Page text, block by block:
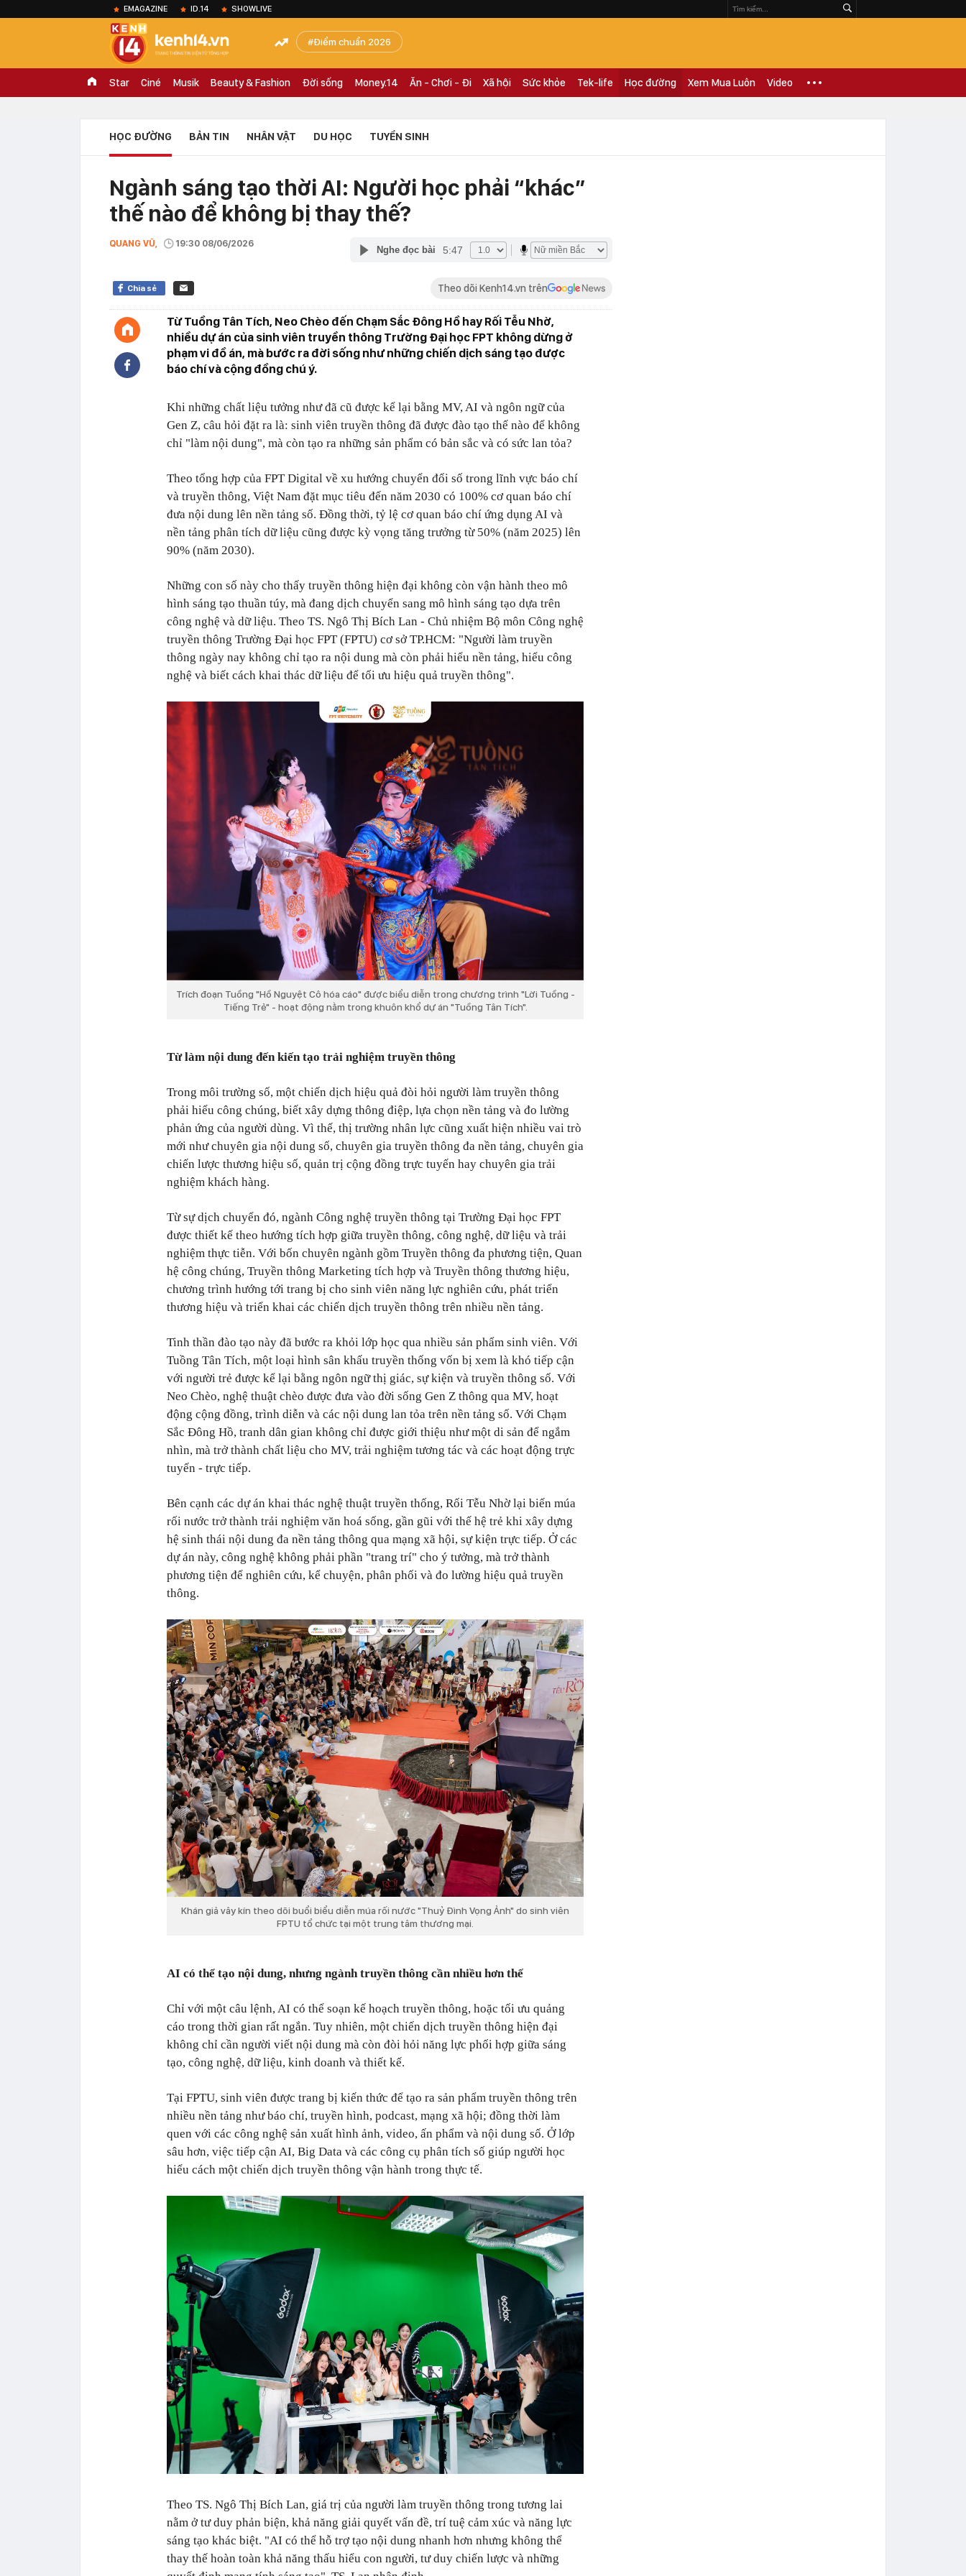
EMAGAZINE ID.14 SHOWLIVE
Điểm chuẩn 2026
Star Ciné Musik Beauty & Fashion Đời sống Money.14 Ăn - Chơi - Đi Xã hội Sức khỏe Tek-life Học đường Xem Mua Luôn Video
HỌC ĐƯỜNG BẢN TIN NHÂN VẬT DU HỌC TUYỂN SINH
Ngành sáng tạo thời AI: Người học phải “khác”
thế nào để không bị thay thế?
QUANG VŨ, 19:30 08/06/2026
Nghe đọc bài 5:47
Chia sẻ Theo dõi Kenh14.vn trên
Từ Tuồng Tân Tích, Neo Chèo đến Chạm Sắc Đông Hồ hay Rối Tễu Nhờ,
nhiều dự án của sinh viên truyền thông Trường Đại học FPT không dừng ở
phạm vi đồ án, mà bước ra đời sống như những chiến dịch sáng tạo được
báo chí và cộng đồng chú ý.
Khi những chất liệu tưởng như đã cũ được kể lại bằng MV, AI và ngôn ngữ của
Gen Z, câu hỏi đặt ra là: sinh viên truyền thông đã được đào tạo thế nào để không
chỉ "làm nội dung", mà còn tạo ra những sản phẩm có bản sắc và có sức lan tỏa?
Theo tổng hợp của FPT Digital về xu hướng chuyển đổi số trong lĩnh vực báo chí
và truyền thông, Việt Nam đặt mục tiêu đến năm 2030 có 100% cơ quan báo chí
đưa nội dung lên nền tảng số. Đồng thời, tỷ lệ cơ quan báo chí ứng dụng AI và
nền tảng phân tích dữ liệu cũng được kỳ vọng tăng trưởng từ 50% (năm 2025) lên
90% (năm 2030).
Những con số này cho thấy truyền thông hiện đại không còn vận hành theo mô
hình sáng tạo thuần túy, mà đang dịch chuyển sang mô hình sáng tạo dựa trên
công nghệ và dữ liệu. Theo TS. Ngô Thị Bích Lan - Chủ nhiệm Bộ môn Công nghệ
truyền thông Trường Đại học FPT (FPTU) cơ sở TP.HCM: "Người làm truyền
thông ngày nay không chỉ tạo ra nội dung mà còn phải hiểu nền tảng, hiểu công
nghệ và biết cách khai thác dữ liệu để tối ưu hiệu quả truyền thông".
Trích đoạn Tuồng "Hồ Nguyệt Cô hóa cáo" được biểu diễn trong chương trình "Lời Tuồng -
Tiếng Trẻ" - hoạt động nằm trong khuôn khổ dự án "Tuồng Tân Tích".
Từ làm nội dung đến kiến tạo trải nghiệm truyền thông
Trong môi trường số, một chiến dịch hiệu quả đòi hỏi người làm truyền thông
phải hiểu công chúng, biết xây dựng thông điệp, lựa chọn nền tảng và đo lường
phản ứng của người dùng. Vì thế, thị trường nhân lực cũng xuất hiện nhiều vai trò
mới như chuyên gia nội dung số, chuyên gia truyền thông đa nền tảng, chuyên gia
chiến lược thương hiệu số, quản trị cộng đồng trực tuyến hay chuyên gia trải
nghiệm khách hàng.
Từ sự dịch chuyển đó, ngành Công nghệ truyền thông tại Trường Đại học FPT
được thiết kế theo hướng tích hợp giữa truyền thông, công nghệ, dữ liệu và trải
nghiệm thực tiễn. Với bốn chuyên ngành gồm Truyền thông đa phương tiện, Quan
hệ công chúng, Truyền thông Marketing tích hợp và Truyền thông thương hiệu,
chương trình hướng tới trang bị cho sinh viên năng lực nghiên cứu, phát triển
thương hiệu và triển khai các chiến dịch truyền thông trên nhiều nền tảng.
Tinh thần đào tạo này đã bước ra khỏi lớp học qua nhiều sản phẩm sinh viên. Với
Tuồng Tân Tích, một loại hình sân khấu truyền thống vốn bị xem là khó tiếp cận
với người trẻ được kể lại bằng ngôn ngữ thị giác, sự kiện và truyền thông số. Với
Neo Chèo, nghệ thuật chèo được đưa vào đời sống Gen Z thông qua MV, hoạt
động cộng đồng, trình diễn và các nội dung lan tỏa trên nền tảng số. Với Chạm
Sắc Đông Hồ, tranh dân gian không chỉ được giới thiệu như một di sản để ngắm
nhìn, mà trở thành chất liệu cho MV, trải nghiệm tương tác và các hoạt động trực
tuyến - trực tiếp.
Bên cạnh các dự án khai thác nghệ thuật truyền thống, Rối Tễu Nhờ lại biến múa
rối nước trở thành trải nghiệm văn hoá sống, gần gũi với thế hệ trẻ khi xây dựng
hệ sinh thái nội dung đa nền tảng thông qua mạng xã hội, sự kiện trực tiếp. Ở các
dự án này, công nghệ không phải phần "trang trí" cho ý tưởng, mà trở thành
phương tiện để nghiên cứu, kể chuyện, phân phối và đo lường hiệu quả truyền
thông.
Khán giả vây kín theo dõi buổi biểu diễn múa rối nước "Thuỷ Đình Vọng Ảnh" do sinh viên
FPTU tổ chức tại một trung tâm thương mại.
AI có thể tạo nội dung, nhưng ngành truyền thông cần nhiều hơn thế
Chỉ với một câu lệnh, AI có thể soạn kế hoạch truyền thông, hoặc tối ưu quảng
cáo trong thời gian rất ngắn. Tuy nhiên, một chiến dịch truyền thông hiện đại
không chỉ cần người viết nội dung mà còn đòi hỏi năng lực phối hợp giữa sáng
tạo, công nghệ, dữ liệu, kinh doanh và thiết kế.
Tại FPTU, sinh viên được trang bị kiến thức để tạo ra sản phẩm truyền thông trên
nhiều nền tảng như báo chí, truyền hình, podcast, mạng xã hội; đồng thời làm
quen với các công nghệ sản xuất hình ảnh, video, ấn phẩm và nội dung số. Ở lớp
sâu hơn, việc tiếp cận AI, Big Data và các công cụ phân tích số giúp người học
hiểu cách một chiến dịch truyền thông vận hành trong thực tế.
Theo TS. Ngô Thị Bích Lan, giá trị của người làm truyền thông trong tương lai
nằm ở tư duy phản biện, khả năng giải quyết vấn đề, trí tuệ cảm xúc và năng lực
sáng tạo khác biệt. "AI có thể hỗ trợ tạo nội dung nhanh hơn nhưng không thể
thay thế hoàn toàn khả năng thấu hiểu con người, tư duy chiến lược và những